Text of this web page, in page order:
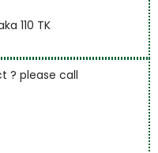
110 TK
? please call